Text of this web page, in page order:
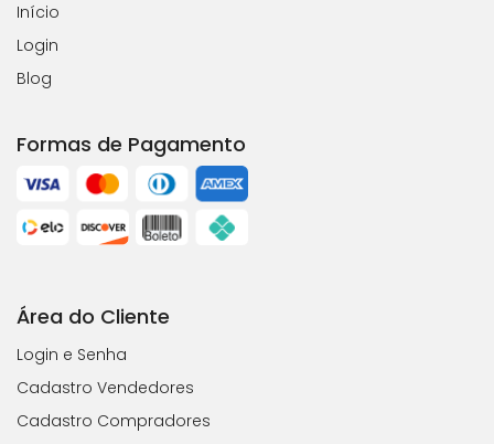
Início
Login
Blog
Formas de Pagamento
Área do Cliente
Login e Senha
Cadastro Vendedores
Cadastro Compradores